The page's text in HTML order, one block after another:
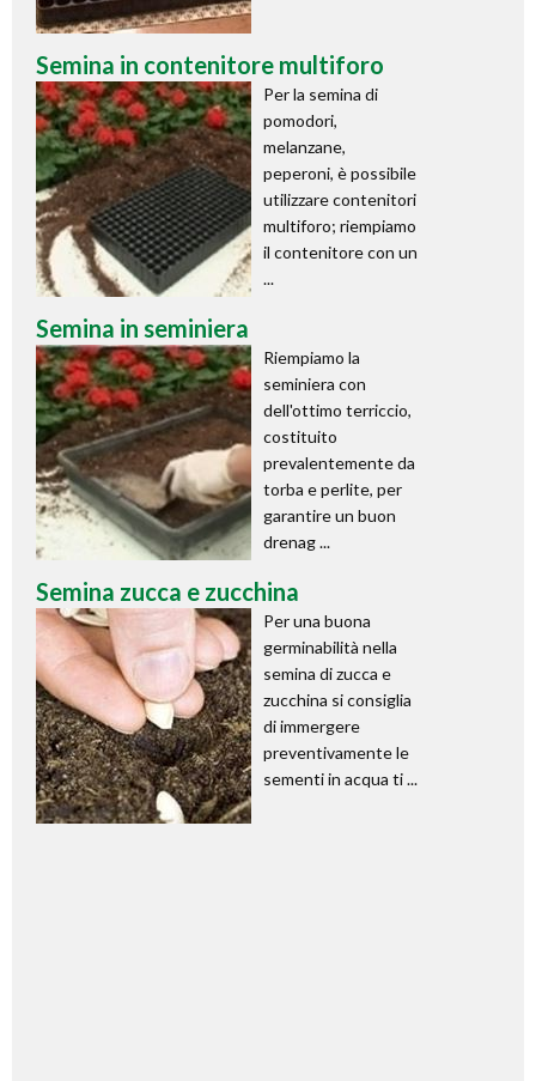
Semina in contenitore multiforo
Per la semina di
pomodori,
melanzane,
peperoni, è possibile
utilizzare contenitori
multiforo; riempiamo
il contenitore con un
...
Semina in seminiera
Riempiamo la
seminiera con
dell'ottimo terriccio,
costituito
prevalentemente da
torba e perlite, per
garantire un buon
drenag ...
Semina zucca e zucchina
Per una buona
germinabilità nella
semina di zucca e
zucchina si consiglia
di immergere
preventivamente le
sementi in acqua ti ...